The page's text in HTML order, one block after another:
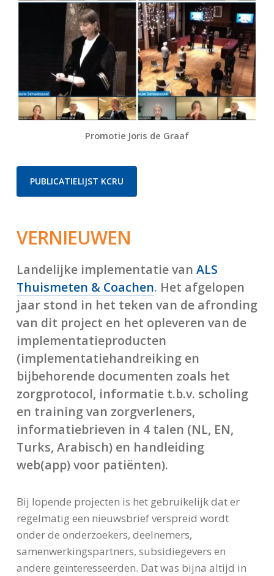
Promotie Joris de Graaf
PUBLICATIELIJST KCRU
VERNIEUWEN
Landelijke implementatie van ALS
Thuismeten & Coachen. Het afgelopen
jaar stond in het teken van de afronding
van dit project en het opleveren van de
implementatieproducten
(implementatiehandreiking en
bijbehorende documenten zoals het
zorgprotocol, informatie t.b.v. scholing
en training van zorgverleners,
informatiebrieven in 4 talen (NL, EN,
Turks, Arabisch) en handleiding
web(app) voor patiënten).
Bij lopende projecten is het gebruikelijk dat er
regelmatig een nieuwsbrief verspreid wordt
onder de onderzoekers, deelnemers,
samenwerkingspartners, subsidiegevers en
andere geïnteresseerden. Dat was bijna altijd in